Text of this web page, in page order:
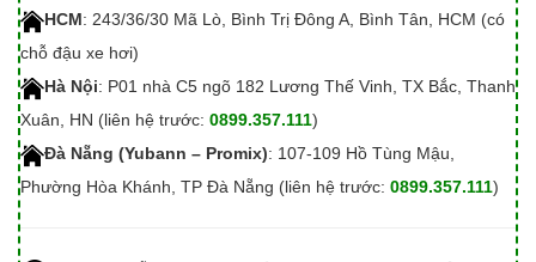
HCM: 243/36/30 Mã Lò, Bình Trị Đông A, Bình Tân, HCM (có
chỗ đậu xe hơi)
Hà Nội: P01 nhà C5 ngõ 182 Lương Thế Vinh, TX Bắc, Thanh
Xuân, HN (liên hệ trước: 0899.357.111)
Đà Nẵng (Yubann – Promix): 107-109 Hồ Tùng Mậu,
Phường Hòa Khánh, TP Đà Nẵng (liên hệ trước: 0899.357.111)